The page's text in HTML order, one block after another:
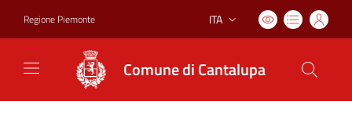
Regione Piemonte Lingua attiva:
ITA
Comune di Cantalupa